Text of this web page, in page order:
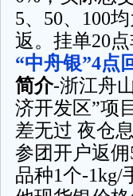
5、50、100
返。挂单20
“中舟银”4点
简介-浙江舟
济开发区”项
差无过 夜仓
参团开户返
品种1个-1kg/